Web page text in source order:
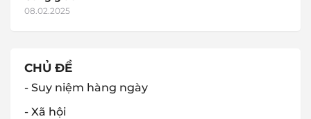
08.02.2025
CHỦ ĐỀ
- Suy niệm hàng ngày
- Xã hội